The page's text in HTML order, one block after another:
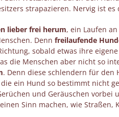
strapazieren. Nervig ist
lieber frei herum, ein Laufen
Denn freilaufende
sobald etwas ihre
die Menschen aber nicht so
. Denn diese schlendern für den
die ein Hund so bestimmt nicht
und Geräuschen
Sinn machen, wie Straßen,